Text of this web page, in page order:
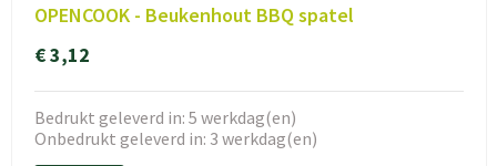
OPENCOOK - Beukenhout BBQ spatel
€ 3,12
Bedrukt geleverd in: 5 werkdag(en)
Onbedrukt geleverd in: 3 werkdag(en)